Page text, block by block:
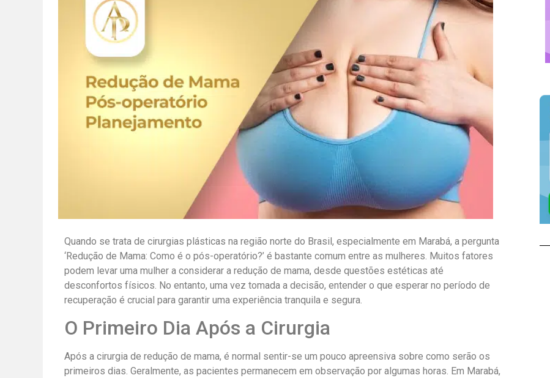
Quando se trata de cirurgias plásticas na região norte do Brasil, especialmente em Marabá, a pergunta
‘Redução de Mama: Como é o pós-operatório?’ é bastante comum entre as mulheres. Muitos fatores
podem levar uma mulher a considerar a redução de mama, desde questões estéticas até
desconfortos físicos. No entanto, uma vez tomada a decisão, entender o que esperar no período de
recuperação é crucial para garantir uma experiência tranquila e segura.
O Primeiro Dia Após a Cirurgia
Após a cirurgia de redução de mama, é normal sentir-se um pouco apreensiva sobre como serão os
primeiros dias. Geralmente, as pacientes permanecem em observação por algumas horas. Em Marabá,